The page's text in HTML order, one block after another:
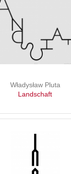
Władysław Pluta
Landschaft